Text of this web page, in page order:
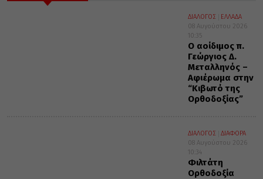
ΔΙΑΛΟΓΟΣ
ΕΛΛΑΔΑ
08 Αυγούστου 2026
10:35
Ο αοίδιμος π.
Γεώργιος Δ.
Μεταλληνός –
Αφιέρωμα στην
“Κιβωτό της
Ορθοδοξίας”
ΔΙΑΛΟΓΟΣ
ΔΙΑΦΟΡΑ
08 Αυγούστου 2026
10:34
Φιλτάτη
Ορθοδοξία